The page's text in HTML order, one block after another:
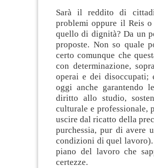
Sarà il reddito di
problemi oppure il Reis
quello di dignità? Da un
proposte. Non so quale
certo comunque che
con determinazione,
operai e dei disoccupati;
oggi anche garantendo
diritto allo studio,
culturale e professionale,
uscire dal ricatto della
purchessia, pur di avere
condizioni di quel lavoro).
piano del lavoro che
certezze.